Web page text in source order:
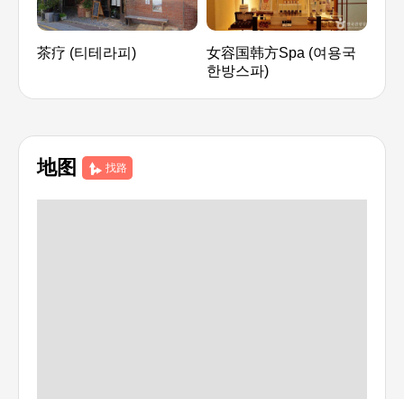
茶疗 (티테라피)
女容国韩方Spa (여용국
한방스파)
地图 找路